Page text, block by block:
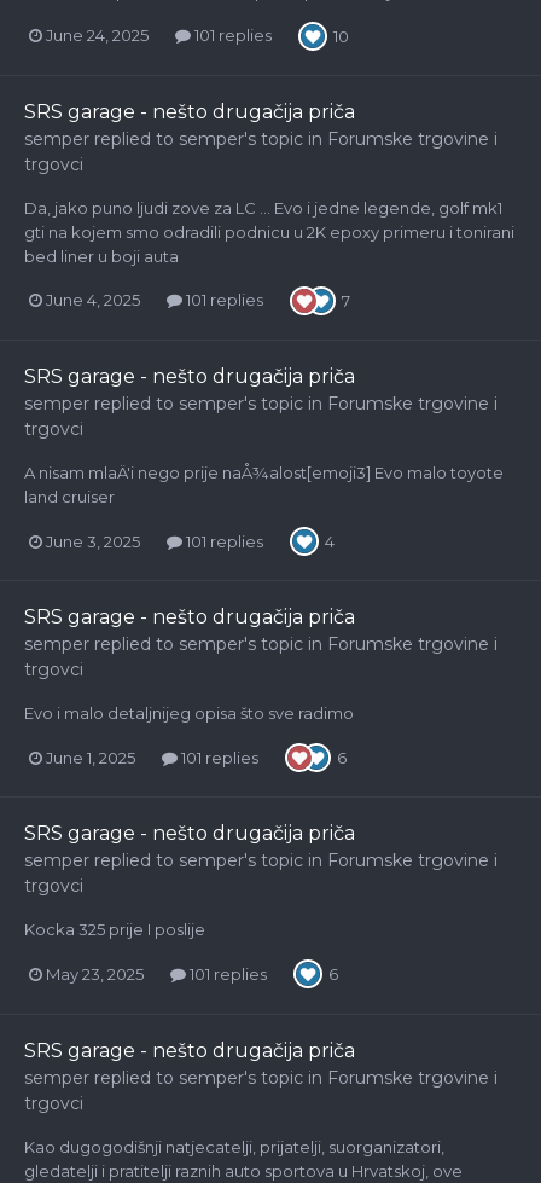
June 24, 2025 101 replies 10
SRS garage - nešto drugačija priča
semper replied to semper's topic in Forumske trgovine i
trgovci
Da, jako puno ljudi zove za LC ... Evo i jedne legende, golf mk1
gti na kojem smo odradili podnicu u 2K epoxy primeru i tonirani
bed liner u boji auta
June 4, 2025 101 replies 7
SRS garage - nešto drugačija priča
semper replied to semper's topic in Forumske trgovine i
trgovci
A nisam mlaÄ'i nego prije naÅ¾alost[emoji3] Evo malo toyote
land cruiser
June 3, 2025 101 replies 4
SRS garage - nešto drugačija priča
semper replied to semper's topic in Forumske trgovine i
trgovci
Evo i malo detaljnijeg opisa što sve radimo
June 1, 2025 101 replies 6
SRS garage - nešto drugačija priča
semper replied to semper's topic in Forumske trgovine i
trgovci
Kocka 325 prije I poslije
May 23, 2025 101 replies 6
SRS garage - nešto drugačija priča
semper replied to semper's topic in Forumske trgovine i
trgovci
Kao dugogodišnji natjecatelji, prijatelji, suorganizatori,
gledatelji i pratitelji raznih auto sportova u Hrvatskoj, ove